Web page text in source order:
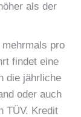
als der
pro
findet eine
die jährliche
oder auch
TÜV. Kredit